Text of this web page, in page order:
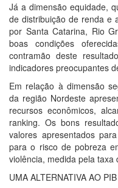
Já a dimensão equidade,
de distribuição de renda e
por Santa Catarina, Rio
boas condições
contramão deste
indicadores preocupantes
Em relação à dimensão
da região Nordeste
recursos econômicos,
ranking. Os bons
valores apresentados
para o risco de pobreza
violência, medida pela taxa
UMA ALTERNATIVA AO PIB